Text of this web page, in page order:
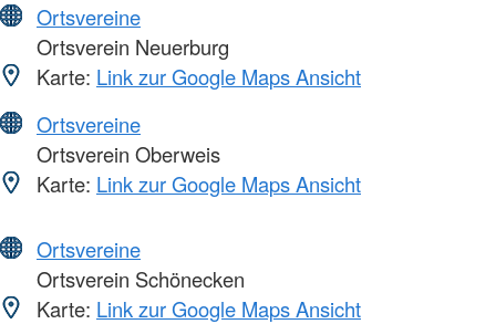
Ortsvereine
Ortsverein Neuerburg
Karte: Link zur Google Maps Ansicht
Ortsvereine
Ortsverein Oberweis
Karte: Link zur Google Maps Ansicht
Ortsvereine
Ortsverein Schönecken
Karte: Link zur Google Maps Ansicht